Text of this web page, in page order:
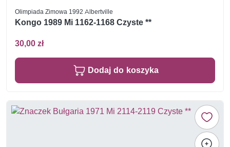
Olimpiada Zimowa 1992 Albertville
Kongo 1989 Mi 1162-1168 Czyste **
30,00 zł
Dodaj do koszyka